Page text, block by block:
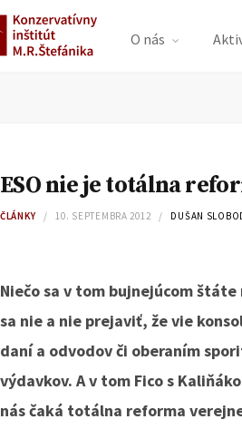
O nás
ESO nie je totálna
ČLÁNKY 10. SEPTEMBRA 2012 DUŠAN
Niečo sa v tom bujnejúcom
sa nie a nie prejaviť, že vie
daní a odvodov či oberaním
výdavkov. A v tom Fico s
nás čaká totálna reforma